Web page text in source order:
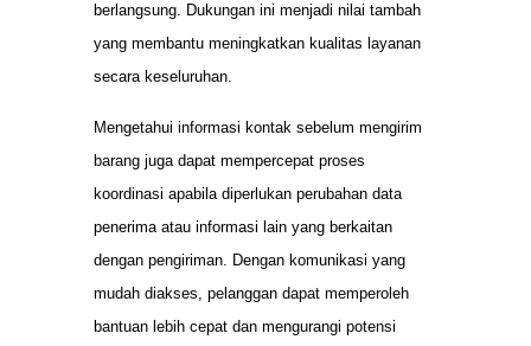
berlangsung. Dukungan ini menjadi nilai tambah
yang membantu meningkatkan kualitas layanan
secara keseluruhan.
Mengetahui informasi kontak sebelum mengirim
barang juga dapat mempercepat proses
koordinasi apabila diperlukan perubahan data
penerima atau informasi lain yang berkaitan
dengan pengiriman. Dengan komunikasi yang
mudah diakses, pelanggan dapat memperoleh
bantuan lebih cepat dan mengurangi potensi